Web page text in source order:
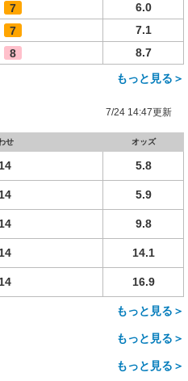
7
6.0
7
7.1
8
8.7
もっと見る＞
7/24 14:47更新
せ オッズ
14 5.8
14 5.9
14 9.8
14 14.1
14 16.9
もっと見る＞
もっと見る＞
もっと見る＞